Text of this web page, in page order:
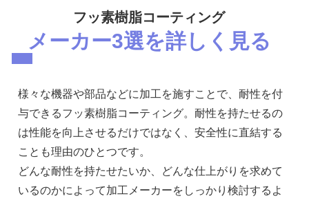
フッ素樹脂コーティング
メーカー3選を詳しく見る
様々な機器や部品などに加工を施すことで、耐性を付
与できるフッ素樹脂コーティング。耐性を持たせるの
は性能を向上させるだけではなく、安全性に直結する
ことも理由のひとつです。
どんな耐性を持たせたいか、どんな仕上がりを求めて
いるのかによって加工メーカーをしっかり検討するよ